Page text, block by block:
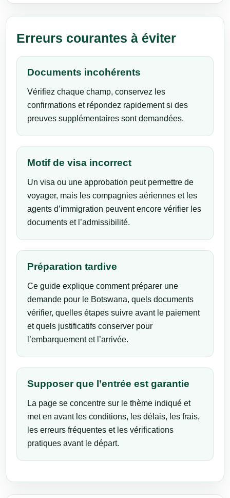
Erreurs courantes à éviter
Documents incohérents
Vérifiez chaque champ, conservez les
confirmations et répondez rapidement si des
preuves supplémentaires sont demandées.
Motif de visa incorrect
Un visa ou une approbation peut permettre de
voyager, mais les compagnies aériennes et les
agents d’immigration peuvent encore vérifier les
documents et l’admissibilité.
Préparation tardive
Ce guide explique comment préparer une
demande pour le Botswana, quels documents
vérifier, quelles étapes suivre avant le paiement
et quels justificatifs conserver pour
l’embarquement et l’arrivée.
Supposer que l’entrée est garantie
La page se concentre sur le thème indiqué et
met en avant les conditions, les délais, les frais,
les erreurs fréquentes et les vérifications
pratiques avant le départ.